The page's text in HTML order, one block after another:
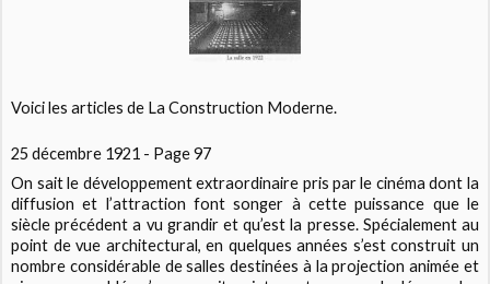
Voici les articles de La Construction Moderne.
25 décembre 1921 - Page 97
On sait le développement extraordinaire pris par le cinéma dont la
diffusion et l’attraction font songer à cette puissance que le
siècle précédent a vu grandir et qu’est la presse. Spécialement au
point de vue architectural, en quelques années s’est construit un
nombre considérable de salles destinées à la projection animée et